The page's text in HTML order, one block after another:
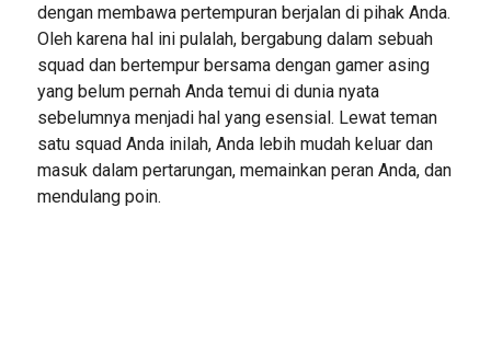
dengan membawa pertempuran berjalan di pihak Anda.
Oleh karena hal ini pulalah, bergabung dalam sebuah
squad dan bertempur bersama dengan gamer asing
yang belum pernah Anda temui di dunia nyata
sebelumnya menjadi hal yang esensial. Lewat teman
satu squad Anda inilah, Anda lebih mudah keluar dan
masuk dalam pertarungan, memainkan peran Anda, dan
mendulang poin.